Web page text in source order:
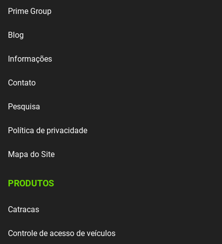
Prime Group
Blog
Informações
Contato
Pesquisa
Política de privacidade
Mapa do Site
PRODUTOS
Catracas
Controle de acesso de veículos